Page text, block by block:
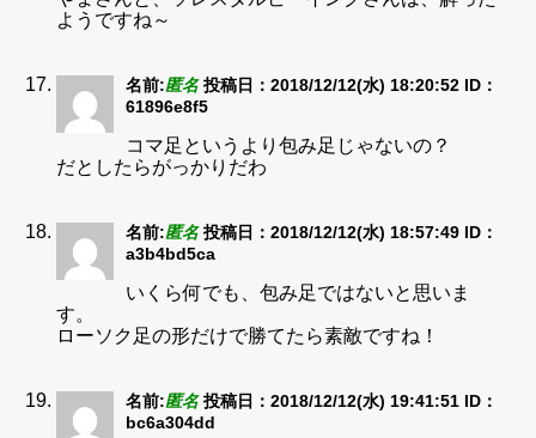
ようですね～
名前:匿名 投稿日：2018/12/12(水) 18:20:52 ID：
61896e8f5
コマ足というより包み足じゃないの？
だとしたらがっかりだわ
名前:匿名 投稿日：2018/12/12(水) 18:57:49 ID：
a3b4bd5ca
いくら何でも、包み足ではないと思いま
す。
ローソク足の形だけで勝てたら素敵ですね！
名前:匿名 投稿日：2018/12/12(水) 19:41:51 ID：
bc6a304dd